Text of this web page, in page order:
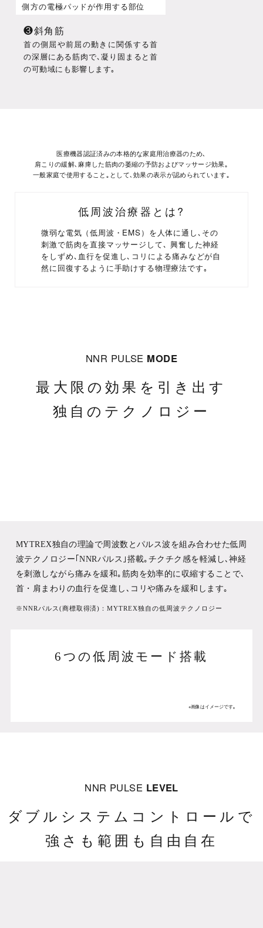
側方の電極パッドが作用する部位
❸斜角筋
首の側屈や前屈の動きに関係する首
の深層にある筋肉で､凝り固まると首
の可動域にも影響します｡
医療機器認証済みの本格的な家庭用治療器のため､
肩こりの緩解､麻痺した筋肉の萎縮の予防およびマッサージ効果｡
一般家庭で使用すること｡として､効果の表示が認められています｡
低周波治療器とは?
微弱な電気（低周波・EMS）を人体に通し､その
刺激で筋肉を直接マッサージして､ 興奮した神経
をしずめ､血行を促進 し､コリによる痛みなどが自
然に回復するように手助けする物理療法です｡
NNR PULSE MODE
最大限の効果を引き出す
独自のテクノロジー
MYTREX独自の理論で周波数とパルス波を組み合わせた低周
波テクノロジー｢NNRパルス｣搭載｡チクチク感を軽減し､神経
を刺激しながら痛みを緩和｡筋肉を効率的に収縮することで､
首・肩まわりの血行を促進し､コリや痛みを緩和します｡
※NNRパルス(商標取得済)：MYTREX独自の低周波テクノロジー
6つの低周波モード搭載
※画像はイメージです｡
NNR PULSE LEVEL
ダブルシステムコントロールで
強さも範囲も自由自在